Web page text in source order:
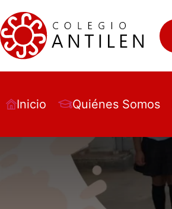
Inicio Quiénes Somos